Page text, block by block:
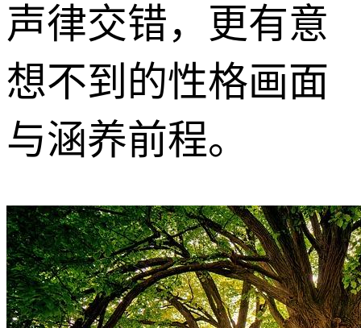
声律交错，更有意
想不到的性格画面
与涵养前程。